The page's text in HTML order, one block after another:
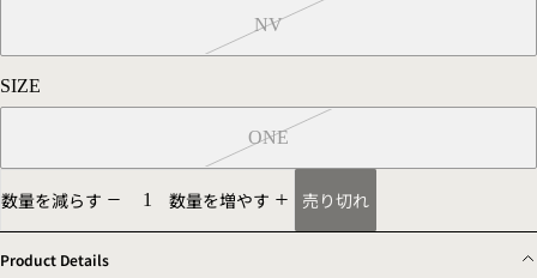
NV
SIZE
ONE
数量を減らす 数量を増やす 売り切れ
Product Details